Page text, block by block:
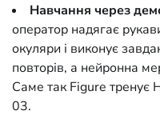
Навчання через
оператор надягає
окуляри і виконує
повторів, а нейронна
Саме так Figure
03.